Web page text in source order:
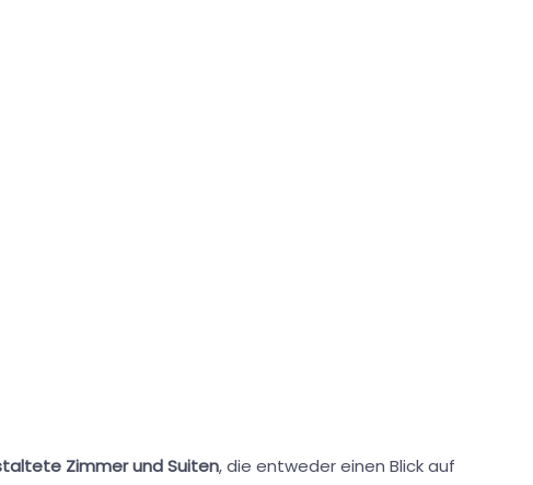
Zimmer und Suiten, die entweder einen Blick auf